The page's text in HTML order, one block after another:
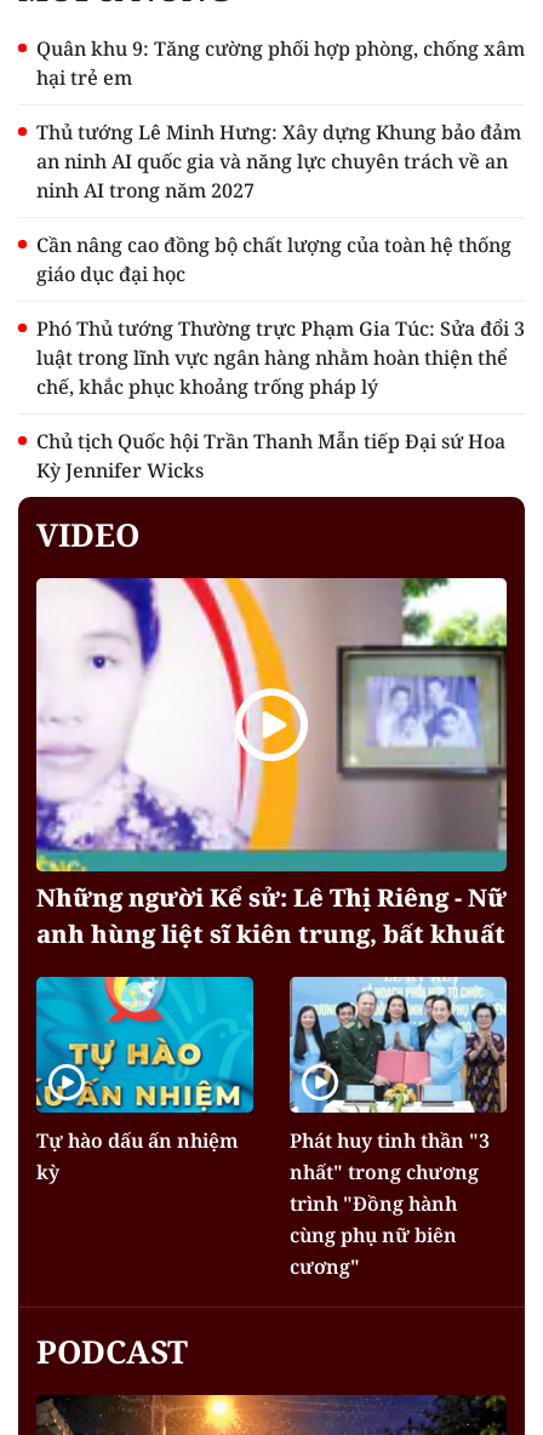
Quân khu 9: Tăng cường phối hợp phòng, chống xâm
hại trẻ em
Thủ tướng Lê Minh Hưng: Xây dựng Khung bảo đảm
an ninh AI quốc gia và năng lực chuyên trách về an
ninh AI trong năm 2027
Cần nâng cao đồng bộ chất lượng của toàn hệ thống
giáo dục đại học
Phó Thủ tướng Thường trực Phạm Gia Túc: Sửa đổi 3
luật trong lĩnh vực ngân hàng nhằm hoàn thiện thể
chế, khắc phục khoảng trống pháp lý
Chủ tịch Quốc hội Trần Thanh Mẫn tiếp Đại sứ Hoa
Kỳ Jennifer Wicks
VIDEO
Những người Kể sử: Lê Thị Riêng - Nữ
anh hùng liệt sĩ kiên trung, bất khuất
Tự hào dấu ấn nhiệm
kỳ
Phát huy tinh thần "3
nhất" trong chương
trình "Đồng hành
cùng phụ nữ biên
cương"
PODCAST